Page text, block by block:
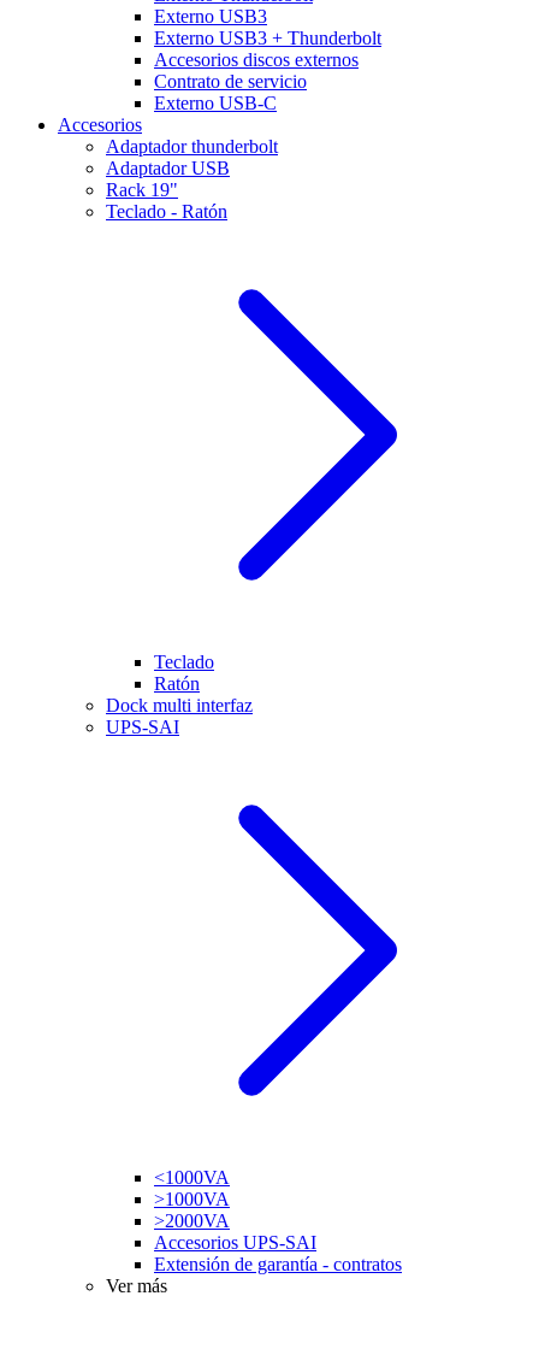
Externo USB3
Externo USB3 + Thunderbolt
Accesorios discos externos
Contrato de servicio
Externo USB-C
Accesorios
Adaptador thunderbolt
Adaptador USB
Rack 19"
Teclado - Ratón
Teclado
Ratón
Dock multi interfaz
UPS-SAI
<1000VA
>1000VA
>2000VA
Accesorios UPS-SAI
Extensión de garantía - contratos
Ver más